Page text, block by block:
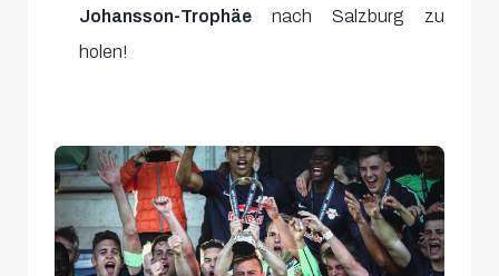
Johansson-Trophäe nach Salzburg zu
holen!